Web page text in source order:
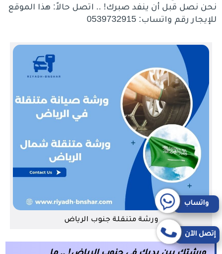
نحن نصل قبل أن ينفد صبرك! .. اتصل حالاً: هذا الموقع
للإيجار رقم واتساب: 0539732915
ورشة متنقلة جنوب الرياض
ورشتك بين يديك في جنوب الرياض! .. ما
إتصل الآن
واتساب